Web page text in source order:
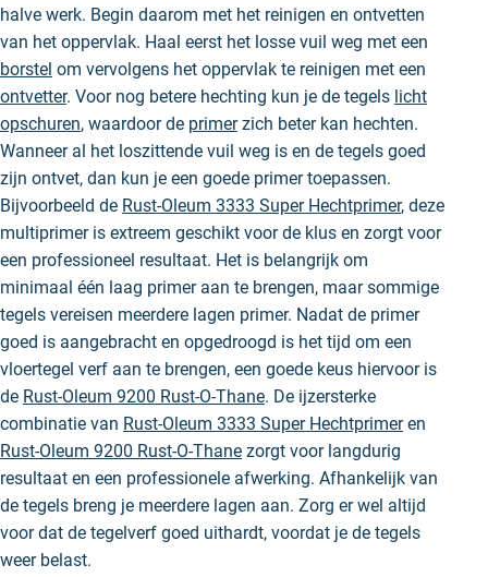
halve werk. Begin daarom met het reinigen en ontvetten
van het oppervlak. Haal eerst het losse vuil weg met een
borstel om vervolgens het oppervlak te reinigen met een
ontvetter. Voor nog betere hechting kun je de tegels licht
opschuren, waardoor de primerzich beter kan hechten.
Wanneer al het loszittende vuil weg is en de tegels goed
zijn ontvet, dan kun je een goede primer toepassen.
Bijvoorbeeld de Rust-Oleum 3333 Super Hechtprimer, deze
multiprimer is extreem geschikt voor de klus en zorgt voor
een professioneel resultaat. Het is belangrijk om
minimaal één laag primer aan te brengen, maar sommige
tegels vereisen meerdere lagen primer. Nadat de primer
goed is aangebracht en opgedroogd is het tijd om een
vloertegel verf aan te brengen, een goede keus hiervoor is
de Rust-Oleum 9200 Rust-O-Thane. De ijzersterke
combinatie van Rust-Oleum 3333 Super Hechtprimeren
Rust-Oleum 9200 Rust-O-Thane zorgt voor langdurig
resultaat en een professionele afwerking. Afhankelijk van
de tegels breng je meerdere lagen aan. Zorg er wel altijd
voor dat de tegelverf goed uithardt, voordat je de tegels
weer belast.